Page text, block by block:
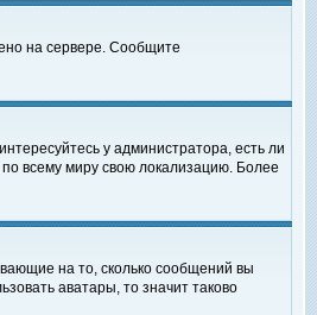
на сервере. Сообщите
у администратора, есть ли
по всему миру свою локализацию. Более
на то, сколько сообщений вы
аватары, то значит таково